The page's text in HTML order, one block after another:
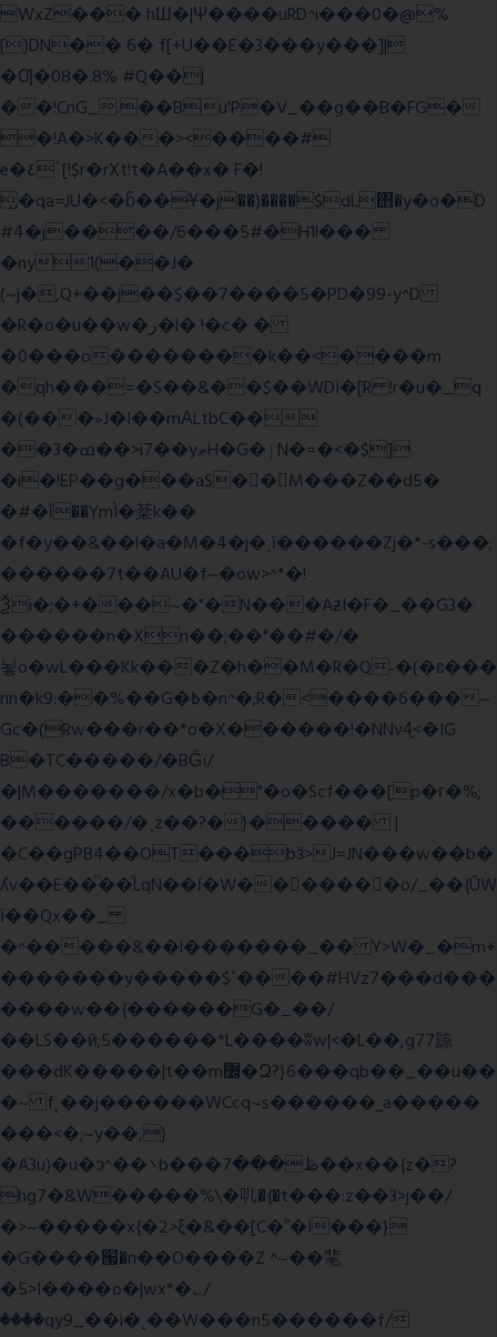
WxZ��� hШ�|Ψ����uRD^i���0�@%
[)DN�� 6� f[+U��E�3���y���]|
�Ƣ�08�.8% #Q��|
��!CnG_.��Bu'P�V_��g��B�FG�
�!A�>K���><����#
e�٤`[!$r�rXt!t�A��x� F�!
̮�qa=JU�<�b̃��Ұ�j��)����$dL΢�y�o�D
#4�j����/6���5#�H1l���
�ny1(��J�
(~j�,Q+��j��$��7����5�PD�99-y^D
�R�o�u��w�ر�l� !�c� �
�0���o��������k��<����m
�qh���=�S��&��$��WDI�[R !r�u�_q
�(���»J�I��mΑLtbC��
��3�ߘ��>i7��yޠH�G�ٳN�=�<�$]
�i�!EP��g���aS��M���Z��d5�
�#�ΐ��YmÌ�棻k��
�f�y��&��l�a�M�4�j�ˎī������Zj�*-s���;
������7t� �AU�f~�ow>^*�!
Ѯi�;�+���~�"�N���AƶI�F�_��G3�
������n�Xn��;��"��#�/�
뇧o�wL���Kk���Z�h��M�R�Q˶�(�ɛ���
nn�k9:��%��G�߿�n^�;R�<����6���~
Gc�(Rw���r��*o�X������!�NNv4̙<�IG
B�TC�����/�BĜï/
�|M�������/x�b�"�o�Scf���[p�г�%;
������/�˱z��?�}����� |
�C��gPB4��OT���bӟ>J=JN���w��b�
ʎv��E��ͫ��ͫLqN��ſ�W���ً����o/_��{ÛW
ї��Qx��_
�^�����&��l�������_�� Y>W�_�m+
�������y�����$ߵ����#HVz7���d���
����w��{������G�_��/
��LS��ӣ;5������*L����ʬw|<�L��,g77諒
���dK�����|t��m߼�Զ?}6���qb��_��u��
�~ f˛��j������WCcq~s������˽a�����
���<�;~y��,}
�A3u)�u�ͻ^��܌b���ڟ���7��x��{z�?
hg7�&W�����%\�䶷�{�t���:z��3>j��/
�>~�����x{�2>ξ�&��[C�ˮ�I���}
�G����՗�n��O����Z ^~��靟
�5>I����o�|wx*�؎/
����qy9_��i�˻��W���n5������f/